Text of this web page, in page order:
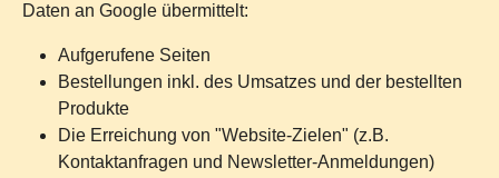
Daten an Google übermittelt:
Aufgerufene Seiten
Bestellungen inkl. des Umsatzes und der bestellten
Produkte
Die Erreichung von "Website-Zielen" (z.B.
Kontaktanfragen und Newsletter-Anmeldungen)